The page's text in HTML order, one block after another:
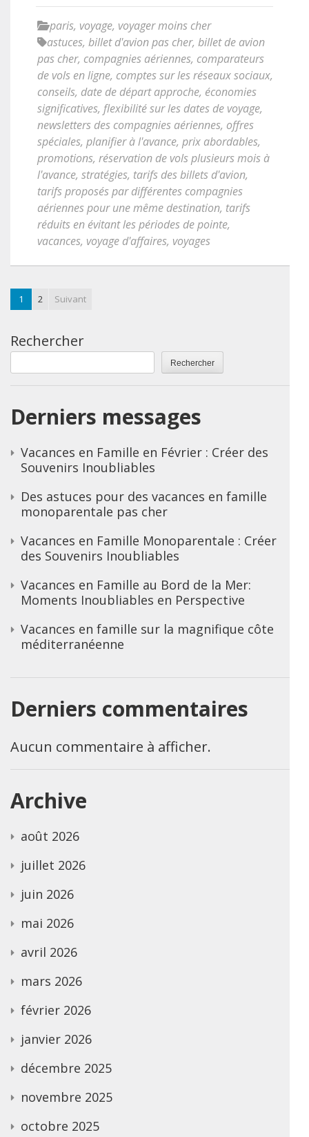
paris, voyage, voyager moins cher
astuces, billet d'avion pas cher, billet de avion
pas cher, compagnies aériennes, comparateurs
de vols en ligne, comptes sur les réseaux sociaux,
conseils, date de départ approche, économies
significatives, flexibilité sur les dates de voyage,
newsletters des compagnies aériennes, offres
spéciales, planifier à l'avance, prix abordables,
promotions, réservation de vols plusieurs mois à
l'avance, stratégies, tarifs des billets d'avion,
tarifs proposés par différentes compagnies
aériennes pour une même destination, tarifs
réduits en évitant les périodes de pointe,
vacances, voyage d'affaires, voyages
1 2 Suivant
Rechercher
Rechercher
Derniers messages
Vacances en Famille en Février : Créer des
Souvenirs Inoubliables
Des astuces pour des vacances en famille
monoparentale pas cher
Vacances en Famille Monoparentale : Créer
des Souvenirs Inoubliables
Vacances en Famille au Bord de la Mer:
Moments Inoubliables en Perspective
Vacances en famille sur la magnifique côte
méditerranéenne
Derniers commentaires
Aucun commentaire à afficher.
Archive
août 2026
juillet 2026
juin 2026
mai 2026
avril 2026
mars 2026
février 2026
janvier 2026
décembre 2025
novembre 2025
octobre 2025